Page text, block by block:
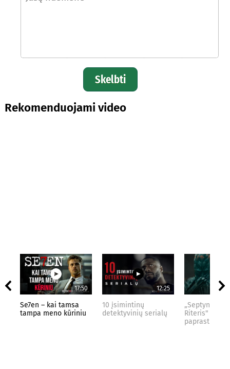
Skelbti
Rekomenduojami video
17:50
Se7en – kai tamsa
tampa meno kūriniu
12:25
10 įsimintinų
detektyvinių serialų
„Septynių
Riteris" – kai
paprastumas